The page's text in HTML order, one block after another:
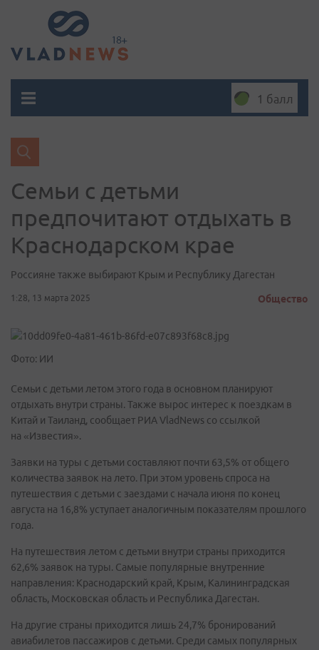
1 балл
Семьи с детьми
предпочитают отдыхать в
Краснодарском крае
Россияне также выбирают Крым и Республику Дагестан
1:28, 13 марта 2025 Общество
Фото: ИИ
Семьи с детьми летом этого года в основном планируют
отдыхать внутри страны. Также вырос интерес к поездкам в
Китай и Таиланд, сообщает РИА VladNews со ссылкой
на «Известия».
Заявки на туры с детьми составляют почти 63,5% от общего
количества заявок на лето. При этом уровень спроса на
путешествия с детьми с заездами с начала июня по конец
августа на 16,8% уступает аналогичным показателям прошлого
года.
На путешествия летом с детьми внутри страны приходится
62,6% заявок на туры. Самые популярные внутренние
направления: Краснодарский край, Крым, Калининградская
область, Московская область и Республика Дагестан.
На другие страны приходится лишь 24,7% бронирований
авиабилетов пассажиров с детьми. Среди самых популярных